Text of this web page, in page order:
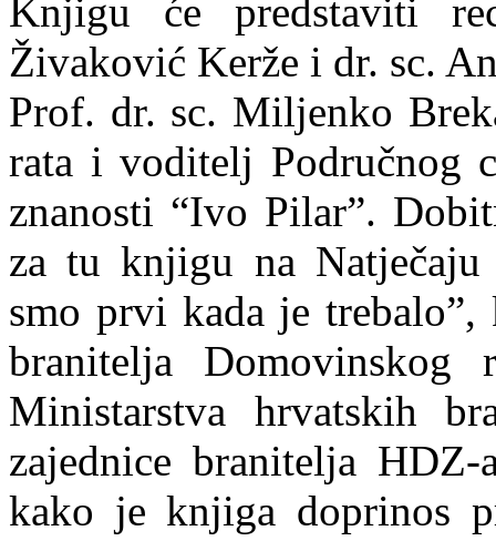
Knjigu će predstaviti
Živaković Kerže i dr. sc.
Prof. dr. sc. Miljenko
rata i voditelj Područnog
znanosti “Ivo Pilar”.
za tu knjigu na
smo prvi kada je
branitelja Domovinskog
Ministarstva hrvatskih
zajednice branitelja
kako je knjiga doprinos